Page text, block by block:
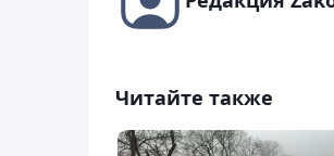
Читайте также